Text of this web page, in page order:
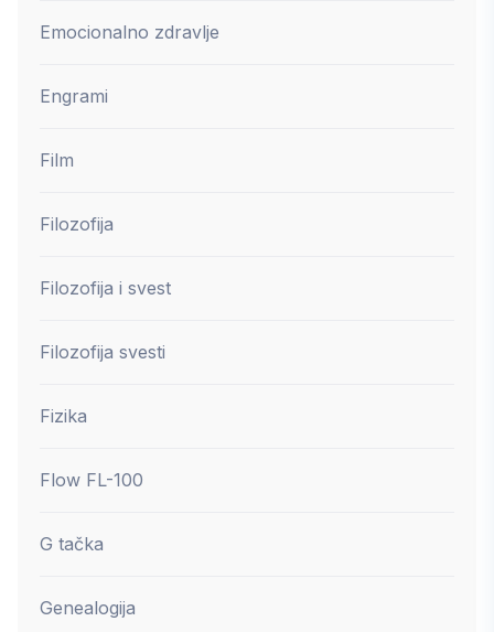
Emocionalno zdravlje
Engrami
Film
Filozofija
Filozofija i svest
Filozofija svesti
Fizika
Flow FL-100
G tačka
Genealogija